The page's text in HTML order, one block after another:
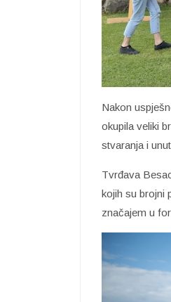
Nakon
okupila veliki
stvaranja i
Tvrđava
kojih su brojni
značajem u